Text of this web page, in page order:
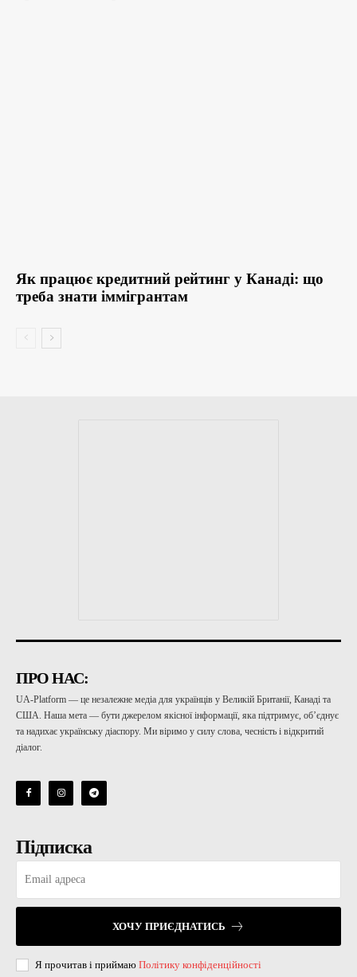
Як працює кредитний рейтинг у Канаді: що
треба знати іммігрантам
ПРО НАС:
UA-Platform — це незалежне медіа для українців у Великій Британії, Канаді та
США. Наша мета — бути джерелом якісної інформації, яка підтримує, об’єднує
та надихає українську діаспору. Ми віримо у силу слова, чесність і відкритий
діалог.
Підписка
ХОЧУ ПРИЄДНАТИСЬ
Я прочитав і приймаю Політику конфіденційності